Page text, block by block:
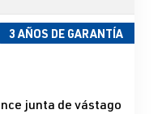
3 AÑOS DE GARANTÍA
estrellas
junta de vástago